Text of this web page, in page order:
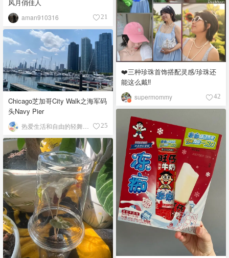
风月俏佳人
aman910316 21
❤️三种珍珠首饰搭配灵感/珍珠还
能这么戴‼️
supermommy 42
Chicago芝加哥City Walk之海军码
头Navy Pier
25